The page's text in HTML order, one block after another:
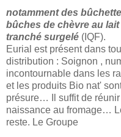
notamment des
bûches de chèvre au
tranché surgelé (IQF).
Eurial est présent dans
distribution : Soignon ,
incontournable dans les
et les produits Bio nat'
présure… Il suffit de
naissance au fromage…
reste. Le Groupe